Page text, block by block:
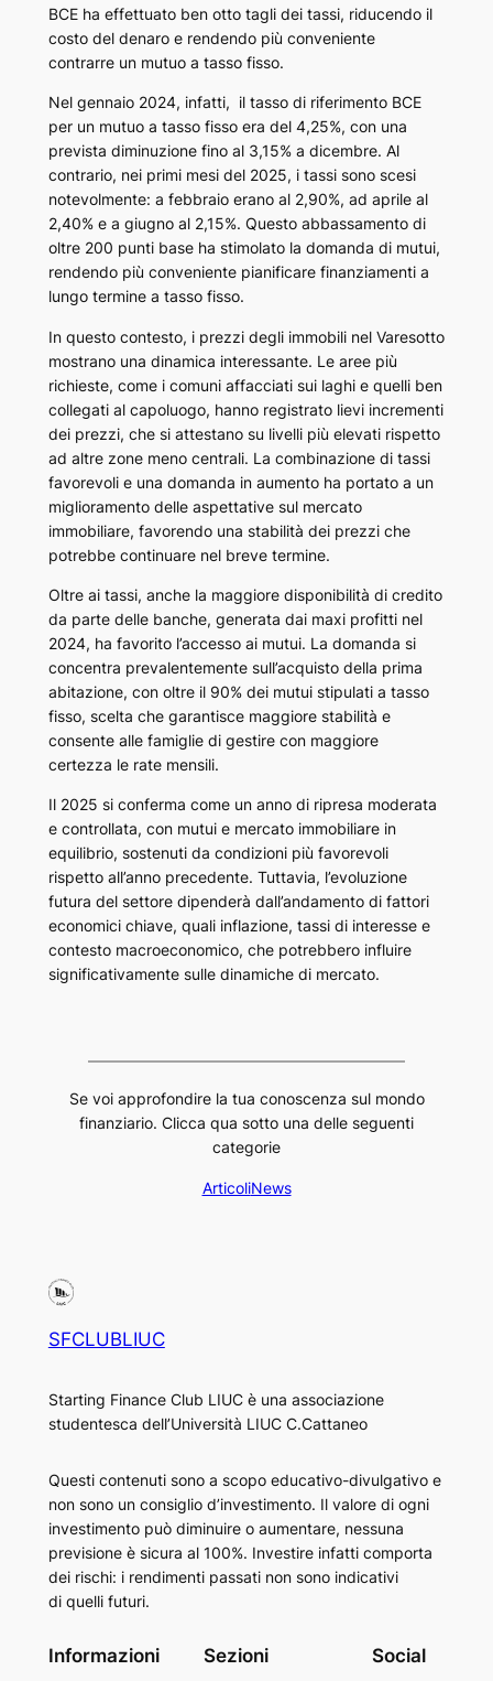
BCE ha effettuato ben otto tagli dei tassi, riducendo il
costo del denaro e rendendo più conveniente
contrarre un mutuo a tasso fisso.
Nel gennaio 2024, infatti, il tasso di riferimento BCE
per un mutuo a tasso fisso era del 4,25%, con una
prevista diminuzione fino al 3,15% a dicembre. Al
contrario, nei primi mesi del 2025, i tassi sono scesi
notevolmente: a febbraio erano al 2,90%, ad aprile al
2,40% e a giugno al 2,15%. Questo abbassamento di
oltre 200 punti base ha stimolato la domanda di mutui,
rendendo più conveniente pianificare finanziamenti a
lungo termine a tasso fisso.
In questo contesto, i prezzi degli immobili nel Varesotto
mostrano una dinamica interessante. Le aree più
richieste, come i comuni affacciati sui laghi e quelli ben
collegati al capoluogo, hanno registrato lievi incrementi
dei prezzi, che si attestano su livelli più elevati rispetto
ad altre zone meno centrali. La combinazione di tassi
favorevoli e una domanda in aumento ha portato a un
miglioramento delle aspettative sul mercato
immobiliare, favorendo una stabilità dei prezzi che
potrebbe continuare nel breve termine.
Oltre ai tassi, anche la maggiore disponibilità di credito
da parte delle banche, generata dai maxi profitti nel
2024, ha favorito l’accesso ai mutui. La domanda si
concentra prevalentemente sull’acquisto della prima
abitazione, con oltre il 90% dei mutui stipulati a tasso
fisso, scelta che garantisce maggiore stabilità e
consente alle famiglie di gestire con maggiore
certezza le rate mensili.
Il 2025 si conferma come un anno di ripresa moderata
e controllata, con mutui e mercato immobiliare in
equilibrio, sostenuti da condizioni più favorevoli
rispetto all’anno precedente. Tuttavia, l’evoluzione
futura del settore dipenderà dall’andamento di fattori
economici chiave, quali inflazione, tassi di interesse e
contesto macroeconomico, che potrebbero influire
significativamente sulle dinamiche di mercato.
Se voi approfondire la tua conoscenza sul mondo
finanziario. Clicca qua sotto una delle seguenti
categorie
ArticoliNews
SFCLUBLIUC
Starting Finance Club LIUC è una associazione
studentesca dell’Università LIUC C.Cattaneo
Questi contenuti sono a scopo educativo-divulgativo e
non sono un consiglio d’investimento. Il valore di ogni
investimento può diminuire o aumentare, nessuna
previsione è sicura al 100%. Investire infatti comporta
dei rischi: i rendimenti passati non sono indicativi
di quelli futuri.
Informazioni Sezioni Social